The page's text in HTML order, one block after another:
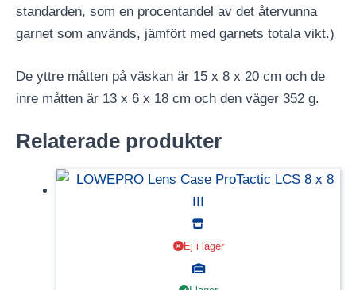
standarden, som en procentandel av det återvunna
garnet som används, jämfört med garnets totala vikt.)
De yttre måtten på väskan är 15 x 8 x 20 cm och de
inre måtten är 13 x 6 x 18 cm och den väger 352 g.
Relaterade produkter
Ej i lager